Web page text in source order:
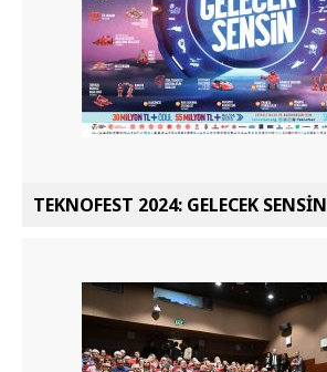
TEKNOFEST 2024: GELECEK SENSİN